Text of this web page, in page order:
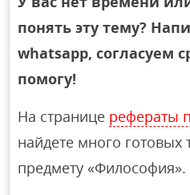
понять эту тему?
whatsapp, согласуем
помогу!
На странице рефераты
найдете много готовых
предмету «Философия».